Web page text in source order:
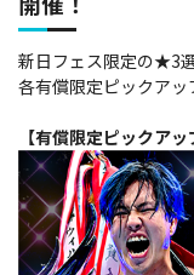
新日フェス限定の★3
各有償限定ピックアッ
【有償限定ピックア